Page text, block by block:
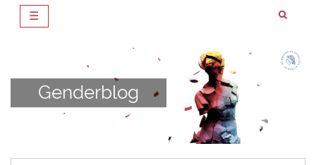
☰
Genderblog